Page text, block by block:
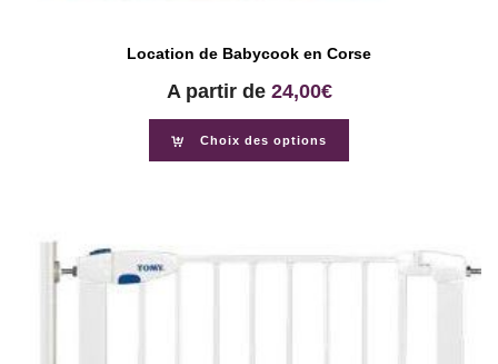
Location de Babycook en Corse
A partir de 24,00€
Choix des options